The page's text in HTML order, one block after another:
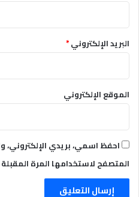
البريد الإلكتروني*
الموقع الإلكتروني
احفظ اسمي، بريدي الإلكتروني،
المتصفح لاستخدامها المرة